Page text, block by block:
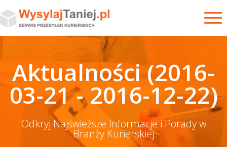
Aktualności (2016-
03-21 - 2016-12-22)
Odkryj Najświeższe Informacje i Porady w
Branży Kurierskiej